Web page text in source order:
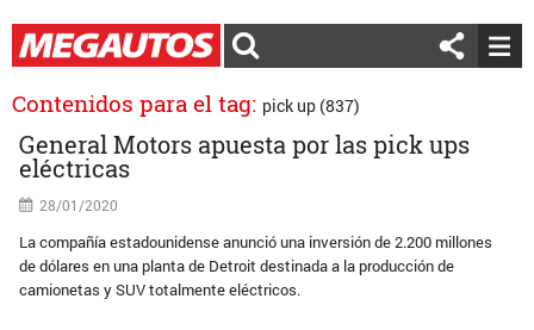
Contenidos para el tag: pick up (837)
General Motors apuesta por las pick ups
eléctricas
28/01/2020
La compañía estadounidense anunció una inversión de 2.200 millones
de dólares en una planta de Detroit destinada a la producción de
camionetas y SUV totalmente eléctricos.